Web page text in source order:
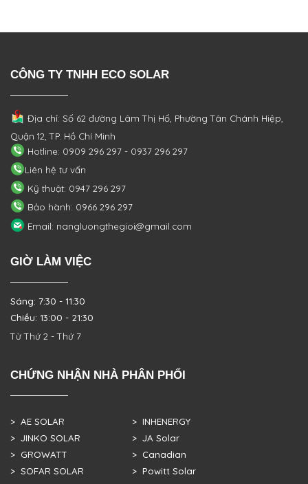
CÔNG TY TNHH ECO SOLAR
Địa chỉ: Số 62 đường Lâm Thị Hố, PhườngTân Chánh Hiệp,
Quận 12, TP. Hồ Chí Minh
Hotline: 0909 296 297 - 0937 296 297
Liên hệ tư vấn
Kỹ thuật: 0947 296 297
Bảo hành: 0966 296 297
Email: nangluongthegioi@gmail.com
GIỜ LÀM VIỆC
Sáng: 7:30 - 11:30
Chiều: 13:00 - 21:30
Từ Thứ 2 - Thứ 7
CHỨNG NHẬN NHÀ PHÂN PHỐI
> AE SOLAR
> JINKO SOLAR
> GROWATT
> SOFAR SOLAR
> INHENERGY
> JA Solar
> Canadian
> Powitt Solar